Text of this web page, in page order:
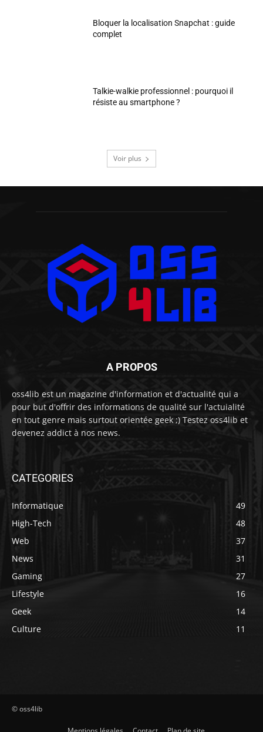
Bloquer la localisation Snapchat : guide
complet
Talkie-walkie professionnel : pourquoi il
résiste au smartphone ?
Voir plus
A PROPOS
oss4lib est un magazine d'information et d'actualité qui a
pour but d'offrir des informations de qualité sur l'actuialité
en tout genre mais surtout orientée geek ;) Testez oss4lib et
devenez addict à nos news.
CATEGORIES
Informatique
49
High-Tech
48
Web
37
News
31
Gaming
27
Lifestyle
16
Geek
14
Culture
11
© oss4lib